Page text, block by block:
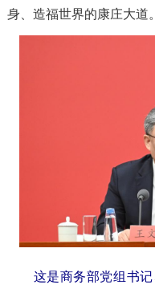
身、造福世界的康庄大道。
这是商务部党组书